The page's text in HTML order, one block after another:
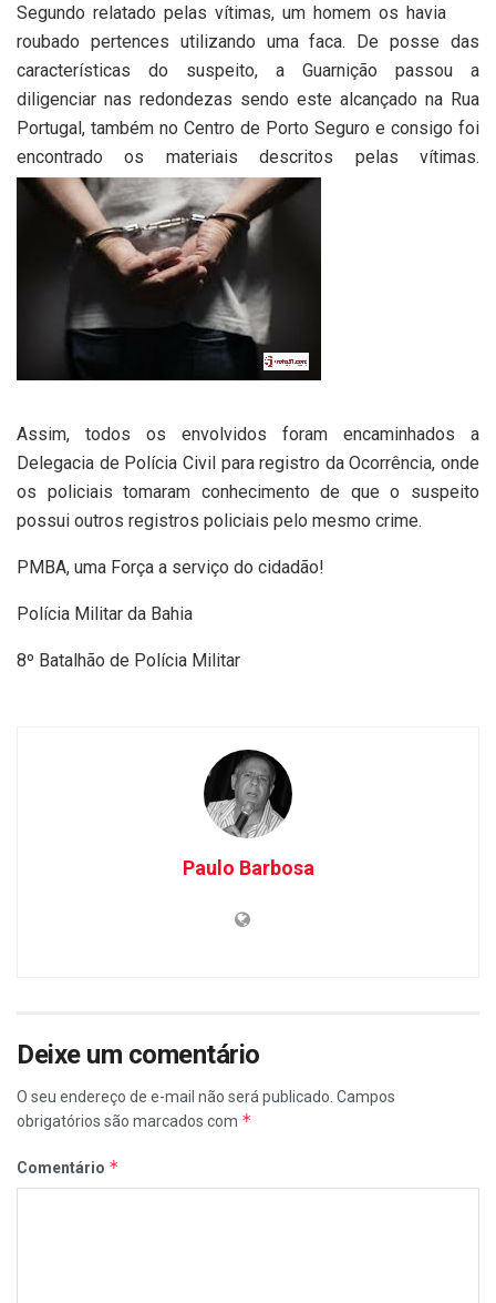
Segundo relatado pelas vítimas, um homem os havia
roubado pertences utilizando uma faca. De posse das
características do suspeito, a Guarnição passou a
diligenciar nas redondezas sendo este alcançado na Rua
Portugal, também no Centro de Porto Seguro e consigo foi
encontrado os materiais descritos pelas vítimas.
Assim, todos os envolvidos foram encaminhados a
Delegacia de Polícia Civil para registro da Ocorrência, onde
os policiais tomaram conhecimento de que o suspeito
possui outros registros policiais pelo mesmo crime.
PMBA, uma Força a serviço do cidadão!
Polícia Militar da Bahia
8º Batalhão de Polícia Militar
Paulo Barbosa
Deixe um comentário
O seu endereço de e-mail não será publicado. Campos
obrigatórios são marcados com *
Comentário *